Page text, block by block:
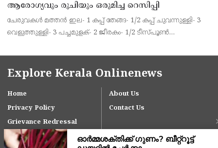
ആരോഗ്യവും രുചിയും ഒരുമിച്ച റെസിപ്പി
ചേരുവകൾ മത്തൻ ഇല- 1 കപ്പ് തേങ്ങ- 1/2 കപ്പ് ചുവന്നുള്ളി- 3
വെളുത്തുള്ളി- 3 പച്ചമുളക്- 2 ജീരകം- 1/2 ടീസ്പൂൺ
ആവശ്യത്തിന് വെളിച്ചെണ്ണ- ആവശ്യത്തിന് കടുക്
Explore Kerala Onlinenews
Home
About Us
Privacy Policy
Contact Us
Grievance Redressal